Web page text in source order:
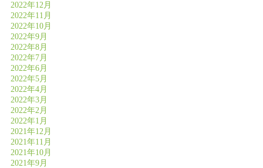
2022年12月
2022年11月
2022年10月
2022年9月
2022年8月
2022年7月
2022年6月
2022年5月
2022年4月
2022年3月
2022年2月
2022年1月
2021年12月
2021年11月
2021年10月
2021年9月